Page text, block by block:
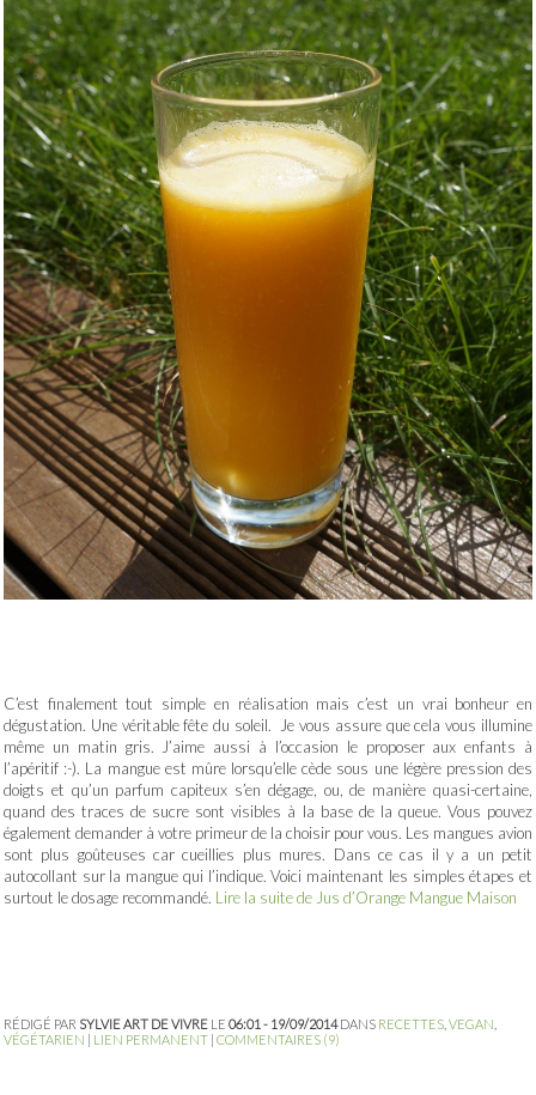
C’est finalement tout simple en réalisation mais c’est un vrai bonheur en
dégustation. Une véritable fête du soleil. Je vous assure que cela vous illumine
même un matin gris. J’aime aussi à l’occasion le proposer aux enfants à
l’apéritif :-). La mangue est mûre lorsqu’elle cède sous une légère pression des
doigts et qu’un parfum capiteux s’en dégage, ou, de manière quasi-certaine,
quand des traces de sucre sont visibles à la base de la queue. Vous pouvez
également demander à votre primeur de la choisir pour vous. Les mangues avion
sont plus goûteuses car cueillies plus mures. Dans ce cas il y a un petit
autocollant sur la mangue qui l’indique. Voici maintenant les simples étapes et
surtout le dosage recommandé. Lire la suite de Jus d’Orange Mangue Maison
RÉDIGÉ PAR SYLVIE ART DE VIVRE LE 06:01 - 19/09/2014DANS RECETTES VEGAN
VÉGÉTARIEN
LIEN PERMANENT COMMENTAIRES (9)